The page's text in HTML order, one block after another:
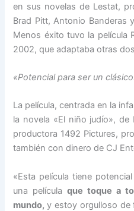
en sus novelas de Lestat,
Brad Pitt, Antonio Banderas
Menos éxito tuvo la película
2002, que adaptaba otras
«Potencial para ser un
La película, centrada en la
la novela «El niño judío», de
productora 1492 Pictures,
también con dinero de CJ
«Esta película tiene
una películaque toque a
mundo,y estoy orgulloso de